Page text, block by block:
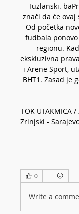
Tuzlanski.
znači da će
Od početka
fudbala
regionu.
ekskluzivna
i Arene Sport,
BHT1. Zasad je
TOK UTAKMICA
Zrinjski -
0
Write a